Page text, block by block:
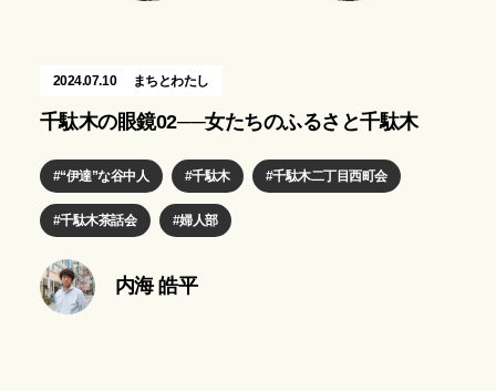
2024.07.10 まちとわたし
千駄木の眼鏡02──女たちのふるさと千駄木
“伊達”な谷中人 千駄木 千駄木二丁目西町会
千駄木茶話会 婦人部
内海 皓平